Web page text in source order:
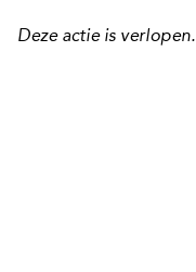
Deze actie is verlopen.